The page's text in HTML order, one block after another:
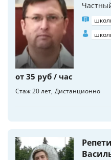
от 35 руб / час
Стаж 20 лет Дистанционно